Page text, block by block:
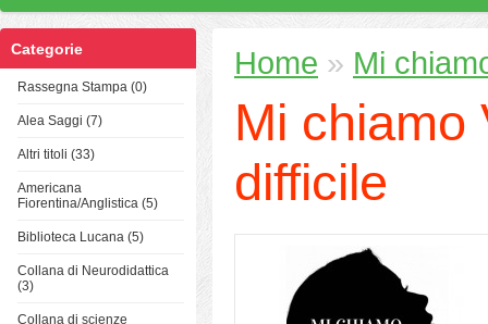
Categorie
Rassegna Stampa (0)
Alea Saggi (7)
Altri titoli (33)
Americana
Fiorentina/Anglistica (5)
Biblioteca Lucana (5)
Collana di Neurodidattica
(3)
Collana di scienze
Home » Mi
Mi chiamo
difficile